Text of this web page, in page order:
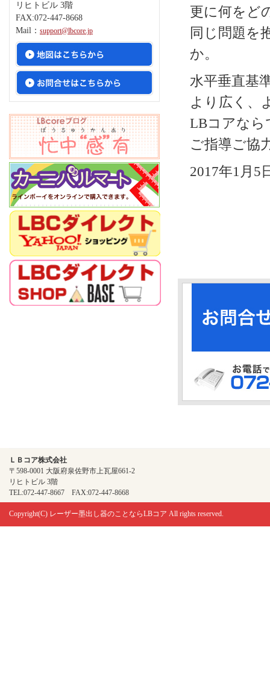
更に何をど
同じ問題を
か。
水平垂直基
より広く、
LBコアなら
ご指導ご協
2017年1月
リヒトビル 3階
FAX:072-447-8668
Mail： support@lbcore.jp
ＬＢコア株式会社
〒598-0001 大阪府泉佐野市上瓦屋661-2
リヒトビル 3階
TEL:072-447-8667 FAX:072-447-8668
Copyright(C) レーザー墨出し器のことならLBコア All rights reserved.